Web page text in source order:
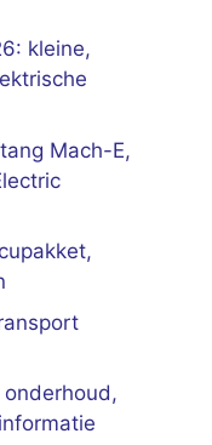
kleine,
Mach-E,